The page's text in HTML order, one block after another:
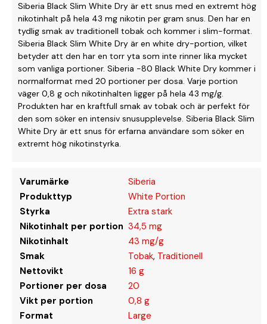
Siberia Black Slim White Dry är ett snus med en extremt hög
nikotinhalt på hela 43 mg nikotin per gram snus. Den har en
tydlig smak av traditionell tobak och kommer i slim-format.
Siberia Black Slim White Dry är en white dry-portion, vilket
betyder att den har en torr yta som inte rinner lika mycket
som vanliga portioner. Siberia -80 Black White Dry kommer i
normalformat med 20 portioner per dosa. Varje portion
väger 0,8 g och nikotinhalten ligger på hela 43 mg/g.
Produkten har en kraftfull smak av tobak och är perfekt för
den som söker en intensiv snusupplevelse. Siberia Black Slim
White Dry är ett snus för erfarna användare som söker en
extremt hög nikotinstyrka.
Varumärke
Siberia
Produkttyp
White Portion
Styrka
Extra stark
Nikotinhalt per portion 34,5 mg
Nikotinhalt
43 mg/g
Smak
Tobak, Traditionell
Nettovikt
16 g
Portioner per dosa
20
Vikt per portion
0,8 g
Format
Large